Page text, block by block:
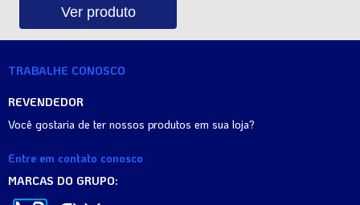
Ver produto
TRABALHE CONOSCO
REVENDEDOR
Você gostaria de ter nossos produtos em sua loja?
Entre em contato conosco
MARCAS DO GRUPO: